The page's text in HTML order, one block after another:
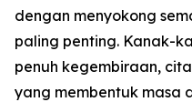
dengan menyokong
paling penting. Kanak-
penuh kegembiraan,
yang membentuk masa